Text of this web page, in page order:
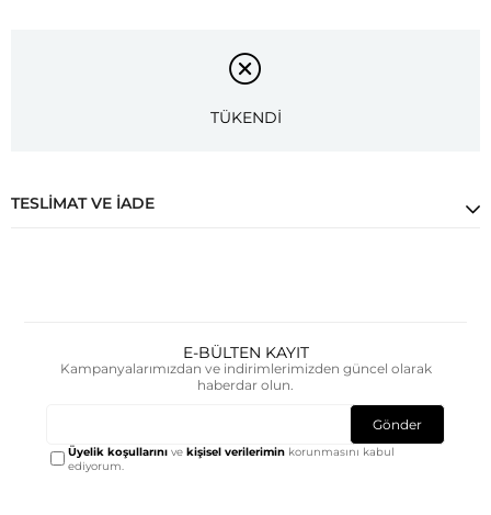
TÜKENDİ
TESLIMAT VE İADE
E-BÜLTEN KAYIT
Kampanyalarımızdan ve indirimlerimizden güncel olarak
haberdar olun.
Gönder
Üyelik koşullarını vekişisel verilerimin korunmasını kabul
ediyorum.